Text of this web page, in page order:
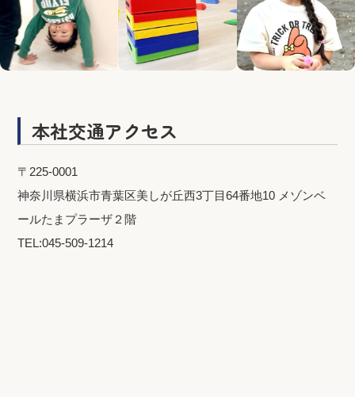
本社交通アクセス
〒225-0001
神奈川県横浜市青葉区美しが丘西3丁目64番地10 メゾンベ
ールたまプラーザ２階
TEL:045-509-1214